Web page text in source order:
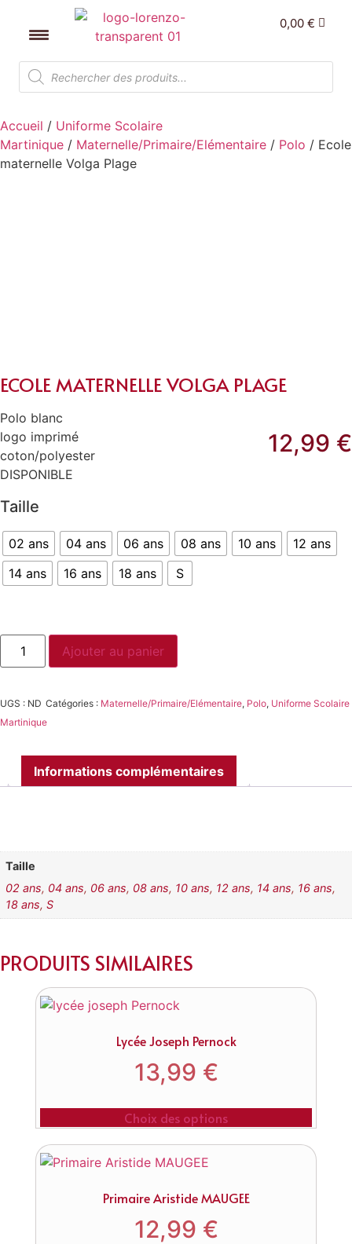
0,00 €
Accueil / Uniforme Scolaire
Martinique / Maternelle/Primaire/Elémentaire / Polo / Ecole
maternelle Volga Plage
ECOLE MATERNELLE VOLGA PLAGE
12,99 €
Polo blanc
logo imprimé
coton/polyester
DISPONIBLE
Taille
02 ans 04 ans 06 ans 08 ans 10 ans
12 ans
14 ans
16 ans 18 ans S
Ajouter au panier
UGS : ND Catégories : Maternelle/Primaire/Elémentaire, Polo, Uniforme Scolaire
Martinique
Informations complémentaires
Taille
02 ans, 04 ans, 06 ans, 08 ans, 10 ans, 12 ans, 14 ans, 16 ans,
18 ans,S
PRODUITS SIMILAIRES
Lycée Joseph Pernock
13,99 €
Choix des options
Primaire Aristide MAUGEE
12,99 €